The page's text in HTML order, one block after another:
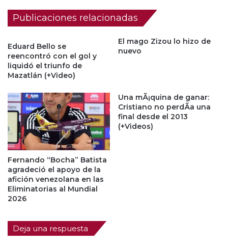
Publicaciones relacionadas
Eduard Bello se
reencontró con el gol y
liquidó el triunfo de
Mazatlán (+Video)
El mago Zizou lo hizo de
nuevo
Fernando “Bocha” Batista
agradeció el apoyo de la
afición venezolana en las
Eliminatorias al Mundial
2026
Una mÃ¡quina de ganar:
Cristiano no perdÃ­a una
final desde el 2013
(+Videos)
Deja una respuesta